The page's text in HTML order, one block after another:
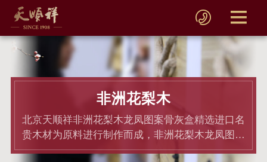
非洲花梨木
北京天顺祥非洲花梨木龙凤图案骨灰盒精选进口名
贵木材为原料进行制作而成，非洲花梨木龙凤图案
骨灰盒均通过材质和产品检测,骨灰盒价格老百姓